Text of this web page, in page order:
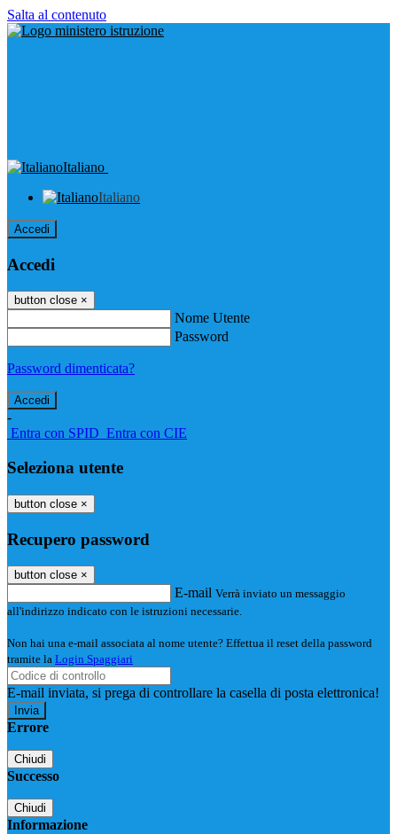
Salta al contenuto
Italiano
Italiano
Accedi
Accedi
button close ×
Nome Utente
Password
Password dimenticata?
-
Entra con SPID Entra con CIE
Seleziona utente
button close ×
Recupero password
button close ×
E-mail Verrà inviato un messaggio
all'indirizzo indicato con le istruzioni necessarie.
Non hai una e-mail associata al nome utente? Effettua il reset della password
tramite la Login Spaggiari
E-mail inviata, si prega di controllare la casella di posta elettronica!
Errore
Chiudi
Successo
Chiudi
Informazione